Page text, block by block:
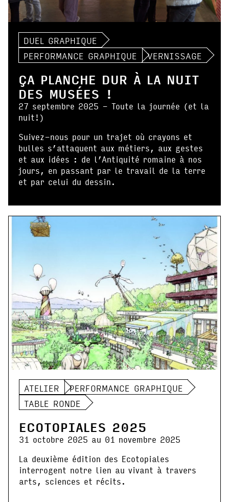
DUEL GRAPHIQUE
PERFORMANCE GRAPHIQUE
VERNISSAGE
ÇA PLANCHE DUR À LA NUIT
DES MUSÉES !
27 septembre 2025 - Toute la journée (et la
nuit!)
Suivez-nous pour un trajet où crayons et
bulles s’attaquent aux métiers, aux gestes
et aux idées : de l’Antiquité romaine à nos
jours, en passant par le travail de la terre
et par celui du dessin.
ATELIER
PERFORMANCE GRAPHIQUE
TABLE RONDE
ECOTOPIALES 2025
31 octobre 2025 au 01 novembre 2025
La deuxième édition des Ecotopiales
interrogent notre lien au vivant à travers
arts, sciences et récits.